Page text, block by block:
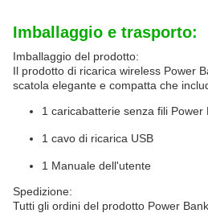
Imballaggio e trasporto:
Imballaggio del prodotto:
Il prodotto di ricarica wireless Power
scatola elegante e compatta che
1 caricabatterie senza fili Power
1 cavo di ricarica USB
1 Manuale dell'utente
Spedizione:
Tutti gli ordini del prodotto Power